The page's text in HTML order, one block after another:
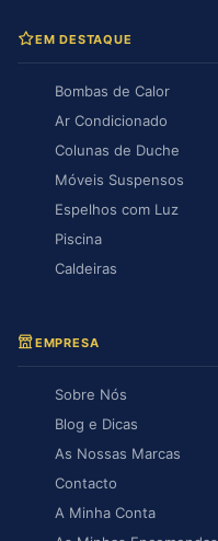
EM DESTAQUE
Bombas de Calor
Ar Condicionado
Colunas de Duche
Móveis Suspensos
Espelhos com Luz
Piscina
Caldeiras
EMPRESA
Sobre Nós
Blog e Dicas
As Nossas Marcas
Contacto
A Minha Conta